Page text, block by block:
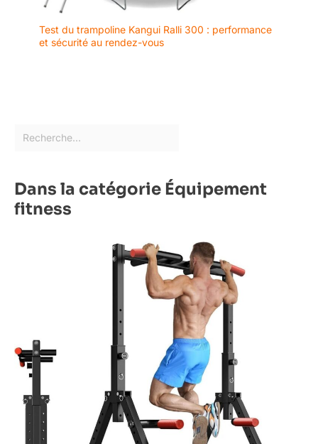
Test du trampoline Kangui Ralli 300 : performance
et sécurité au rendez-vous
Dans la catégorie Équipement
fitness